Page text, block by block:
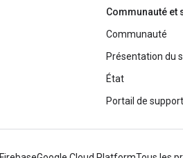
Communauté et
Communauté
Présentation du
État
Portail de support